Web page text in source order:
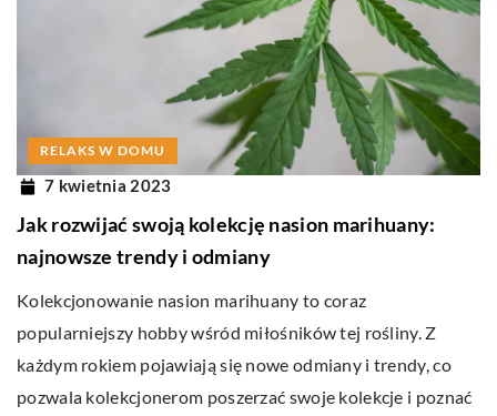
RELAKS W DOMU
7 kwietnia 2023
Jak rozwijać swoją kolekcję nasion marihuany:
najnowsze trendy i odmiany
Kolekcjonowanie nasion marihuany to coraz
popularniejszy hobby wśród miłośników tej rośliny. Z
każdym rokiem pojawiają się nowe odmiany i trendy, co
pozwala kolekcjonerom poszerzać swoje kolekcje i poznać